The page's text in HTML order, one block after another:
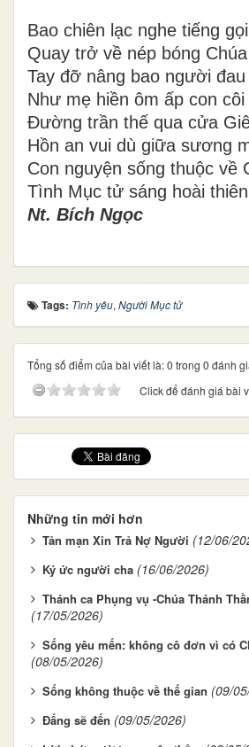
Bao chiên lạc nghe tiếng
Quay trở về nép bóng
Tay đỡ nâng bao người
Như mẹ hiền ôm ấp con côi
Đường trần thế qua cửa
Hồn an vui dù giữa sương
Con nguyện sống thuộc về
Tình Mục tử sáng hoài
Nt. Bích Ngọc
Tags: Tình yêu, Người Mục tử
Tổng số điểm của bài viết là: 0 trong 0 đánh
Click để đánh giá bài
Những tin mới hơn
Tản mạn Xin Trả Nợ Người (12/06/
Ký ức người cha (16/06/2026)
Thánh ca Phụng vụ -Chúa Thánh
(17/05/2026)
Sống yêu mến: không cô đơn vì có
(08/05/2026)
Sống không thuộc về thế gian (09/
Đấng sẽ đến (09/05/2026)